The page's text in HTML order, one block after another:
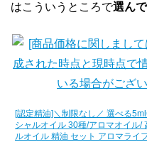
はこういうところで選ん
[認定精油]＼制限なし／ 選べる
シャルオイル 30種/アロマオイル/
ルオイル 精油 セット アロマライ